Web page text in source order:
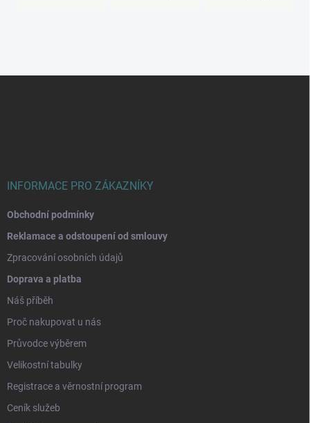
INFORMACE PRO ZÁKAZNÍKY
Obchodní podmínky
Reklamace a odstoupení od smlouvy
Zpracování osobních údajů
Doprava a platba
Náš příběh
Proč nakupovat u nás
Průvodce výběrem
Velikostní tabulky
Registrace a věrnostní program
Ceník služeb